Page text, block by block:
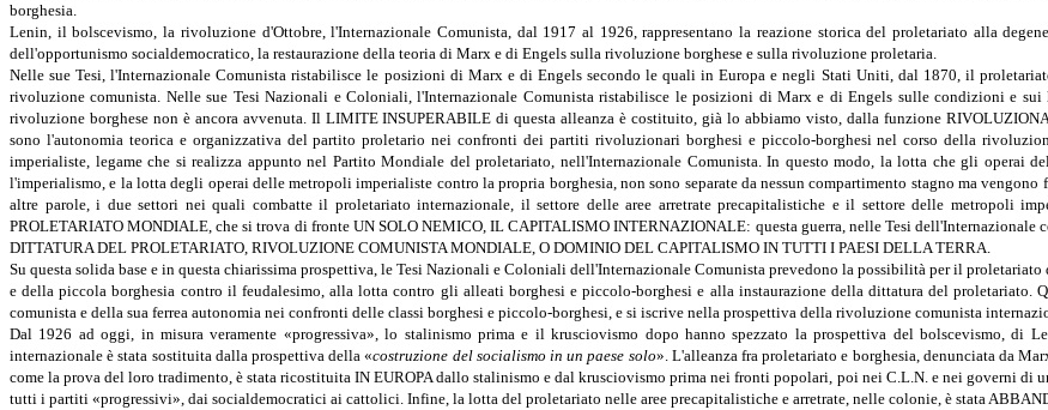
borghesia.
Lenin, il bolscevismo, la rivoluzione d'Ottobre, l'Internazionale Comunista, dal 1917 al 1926, rappresentano la reazione storica del proletariato alla
dell'opportunismo socialdemocratico, la restaurazione della teoria di Marx e di Engels sulla rivoluzione borghese e sulla rivoluzione proletaria.
Nelle sue Tesi, l'Internazionale Comunista ristabilisce le posizioni di Marx e di Engels secondo le quali in Europa e negli Stati Uniti, dal 1870, il
rivoluzione comunista. Nelle sue Tesi Nazionali e Coloniali, l'Internazionale Comunista ristabilisce le posizioni di Marx e di Engels sulle condizioni e
rivoluzione borghese non è ancora avvenuta. Il LIMITE INSUPERABILE di questa alleanza è costituito, già lo abbiamo visto, dalla funzione
sono l'autonomia teorica e organizzativa del partito proletario nei confronti dei partiti rivoluzionari borghesi e piccolo-borghesi nel corso della
imperialiste, legame che si realizza appunto nel Partito Mondiale del proletariato, nell'Internazionale Comunista. In questo modo, la lotta che gli operai
l'imperialismo, e la lotta degli operai delle metropoli imperialiste contro la propria borghesia, non sono separate da nessun compartimento stagno ma
altre parole, i due settori nei quali combatte il proletariato internazionale, il settore delle aree arretrate precapitalistiche e il settore delle metropoli
PROLETARIATO MONDIALE, che si trova di fronte UN SOLO NEMICO, IL CAPITALISMO INTERNAZIONALE: questa guerra, nelle Tesi dell'Internazionale
DITTATURA DEL PROLETARIATO, RIVOLUZIONE COMUNISTA MONDIALE, O DOMINIO DEL CAPITALISMO IN TUTTI I PAESI DELLA TERRA.
Su questa solida base e in questa chiarissima prospettiva, le Tesi Nazionali e Coloniali dell'Internazionale Comunista prevedono la possibilità per il
e della piccola borghesia contro il feudalesimo, alla lotta contro gli alleati borghesi e piccolo-borghesi e alla instaurazione della dittatura del proletariato.
comunista e della sua ferrea autonomia nei confronti delle classi borghesi e piccolo-borghesi, e si iscrive nella prospettiva della rivoluzione comunista
Dal 1926 ad oggi, in misura veramente «progressiva», lo stalinismo prima e il krusciovismo dopo hanno spezzato la prospettiva del bolscevismo, di
internazionale è stata sostituita dalla prospettiva della «costruzione del socialismo in un paese solo». L'alleanza fra proletariato e borghesia, denunciata da
come la prova del loro tradimento, è stata ricostituita IN EUROPA dallo stalinismo e dal krusciovismo prima nei fronti popolari, poi nei C.L.N. e nei governi di
tutti i partiti «progressivi», dai socialdemocratici ai cattolici. Infine, la lotta del proletariato nelle aree precapitalistiche e arretrate, nelle colonie, è stata